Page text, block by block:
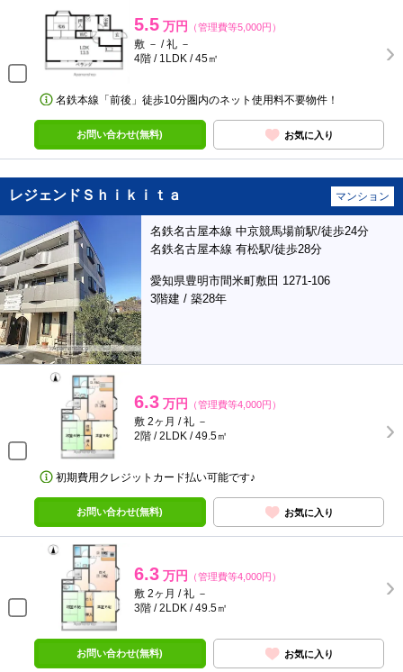
5.5 万円 （管理費等5,000円）
敷 － / 礼 －
4階 / 1LDK / 45㎡
名鉄本線「前後」徒歩10分圏内のネット使用料不要物件！
お問い合わせ(無料) お気に入り
レジェンドＳｈｉｋｉｔａ マンション
名鉄名古屋本線 中京競馬場前駅/徒歩24分
名鉄名古屋本線 有松駅/徒歩28分
愛知県豊明市間米町敷田 1271-106
3階建 / 築28年
6.3 万円 （管理費等4,000円）
敷 2ヶ月 / 礼 －
2階 / 2LDK / 49.5㎡
初期費用クレジットカード払い可能です♪
お問い合わせ(無料) お気に入り
6.3 万円 （管理費等4,000円）
敷 2ヶ月 / 礼 －
3階 / 2LDK / 49.5㎡
お問い合わせ(無料) お気に入り